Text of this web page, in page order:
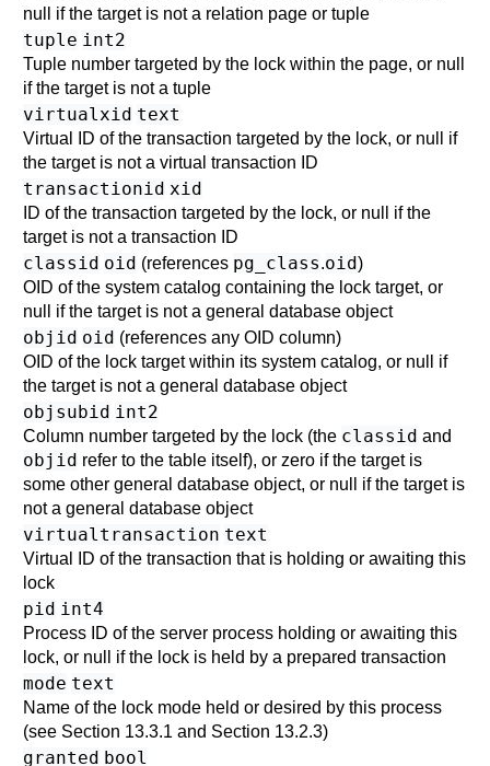
null if the target is not a relation page or tuple
tuple int2
Tuple number targeted by the lock within the page, or null
if the target is not a tuple
virtualxid text
Virtual ID of the transaction targeted by the lock, or null if
the target is not a virtual transaction ID
transactionid xid
ID of the transaction targeted by the lock, or null if the
target is not a transaction ID
classid oid (references pg_class.oid)
OID of the system catalog containing the lock target, or
null if the target is not a general database object
objid oid (references any OID column)
OID of the lock target within its system catalog, or null if
the target is not a general database object
objsubid int2
Column number targeted by the lock (the classid and
objid refer to the table itself), or zero if the target is
some other general database object, or null if the target is
not a general database object
virtualtransaction text
Virtual ID of the transaction that is holding or awaiting this
lock
pid int4
Process ID of the server process holding or awaiting this
lock, or null if the lock is held by a prepared transaction
mode text
Name of the lock mode held or desired by this process
(see Section 13.3.1 and Section 13.2.3)
granted bool